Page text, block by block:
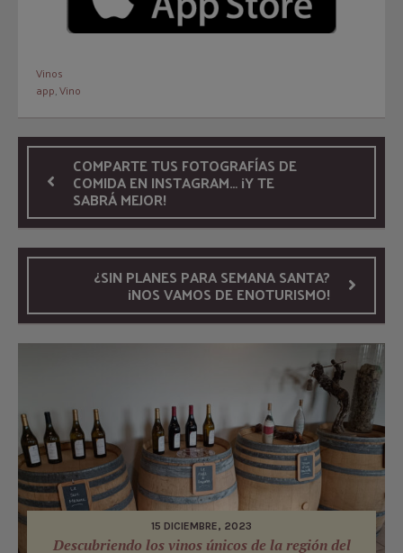
Vinos
app,Vino
COMPARTE TUS FOTOGRAFÍAS DE
COMIDA EN INSTAGRAM… ¡Y TE
SABRÁ MEJOR!
¿SIN PLANES PARA SEMANA SANTA?
¡NOS VAMOS DE ENOTURISMO!
15 DICIEMBRE, 2023
Descubriendo los vinos únicos de la región del